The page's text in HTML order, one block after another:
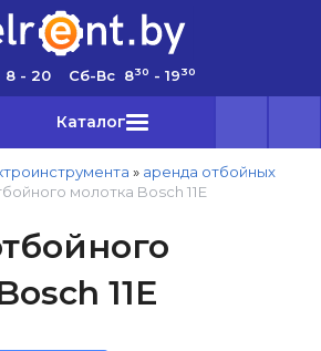
8 - 20 Сб-Вс 830 - 1930
Каталог
» аренда отбойных
молотка Bosch 11E
11E